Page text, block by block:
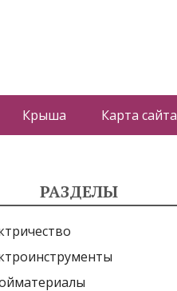
Крыша Карта сайта
РАЗДЕЛЫ